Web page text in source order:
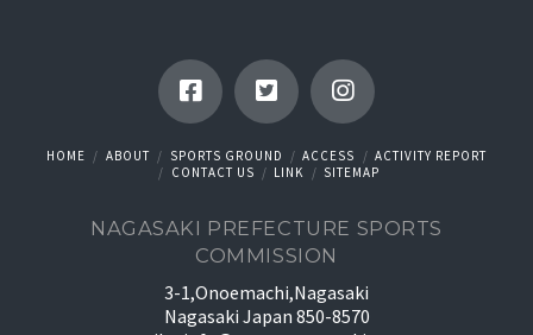
HOME ABOUT SPORTS GROUND ACCESS
ACTIVITY REPORT
CONTACT US
LINK SITEMAP
NAGASAKI PREFECTURE SPORTS
COMMISSION
3-1,Onoemachi,Nagasaki
Nagasaki Japan 850-8570